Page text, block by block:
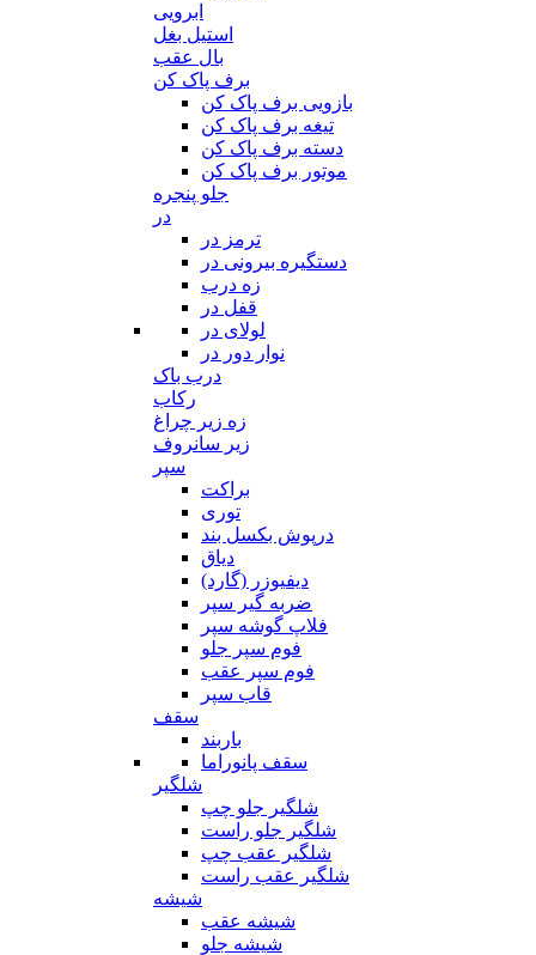
ابرویی
استیل بغل
بال عقب
برف پاک کن
بازویی برف پاک کن
تیغه برف پاک کن
دسته برف پاک کن
موتور برف پاک کن
جلو پنجره
در
ترمز در
دستگیره بیرونی در
زه درب
قفل در
لولای در
نوار دور در
درب باک
رکاب
زه زیر چراغ
زیر سانروف
سپر
براکت
توری
درپوش بکسل بند
دیاق
دیفیوزر (گارد)
ضربه گیر سپر
فلاپ گوشه سپر
فوم سپر جلو
فوم سپر عقب
قاب سپر
سقف
باربند
سقف پانوراما
شلگیر
شلگیر جلو چپ
شلگیر جلو راست
شلگیر عقب چپ
شلگیر عقب راست
شیشه
شیشه عقب
شیشه جلو